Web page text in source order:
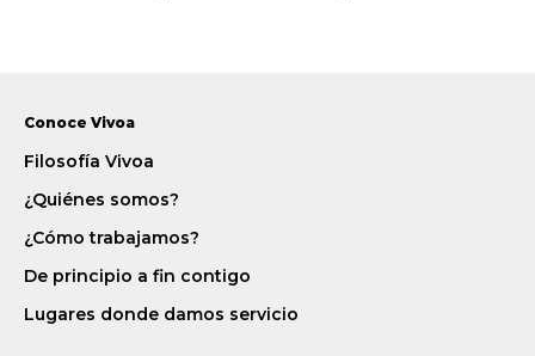
Conoce Vivoa
Filosofía Vivoa
¿Quiénes somos?
¿Cómo trabajamos?
De principio a fin contigo
Lugares donde damos servicio